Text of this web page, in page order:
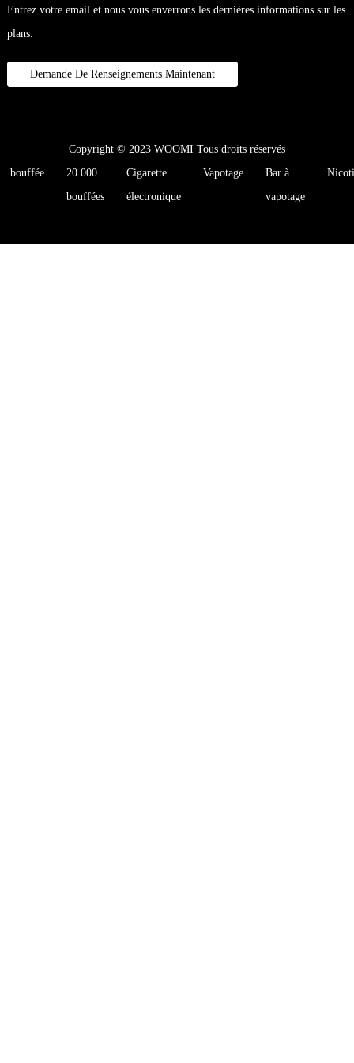
Entrez votre email et nous vous enverrons les dernières informations sur les
plans.
Demande De Renseignements Maintenant
Copyright © 2023 WOOMI Tous droits réservés
bouffée
20 000
bouffées
Cigarette
électronique
Vapotage
Bar à
vapotage